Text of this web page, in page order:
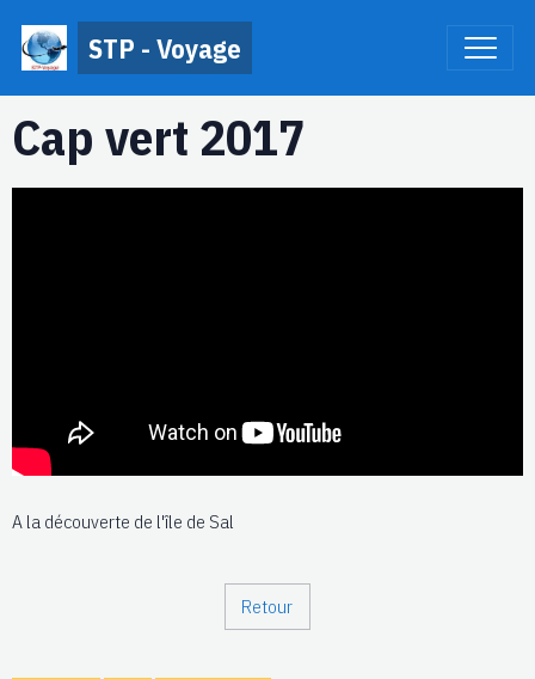
STP - Voyage
Cap vert 2017
A la découverte de l'île de Sal
Retour